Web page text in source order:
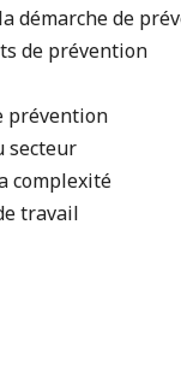
démarche de
de prévention
prévention
secteur
complexité
travail